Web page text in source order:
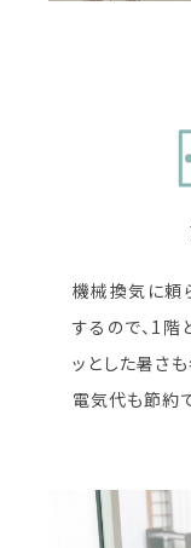
機械換気に頼
するので、1
ッとした暑さ
電気代も節約